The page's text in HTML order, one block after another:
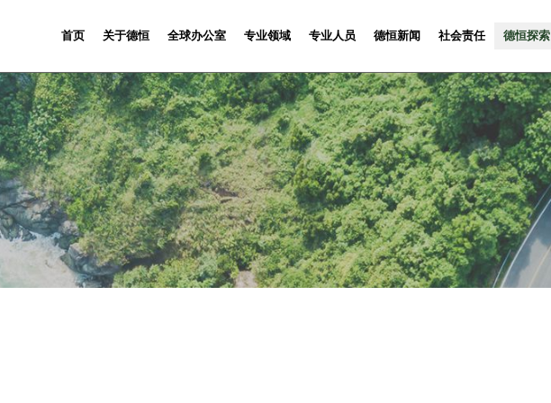
首页 关于德恒 全球办公室 专业领域 专业人员 德恒新闻 社会责任 德恒探索